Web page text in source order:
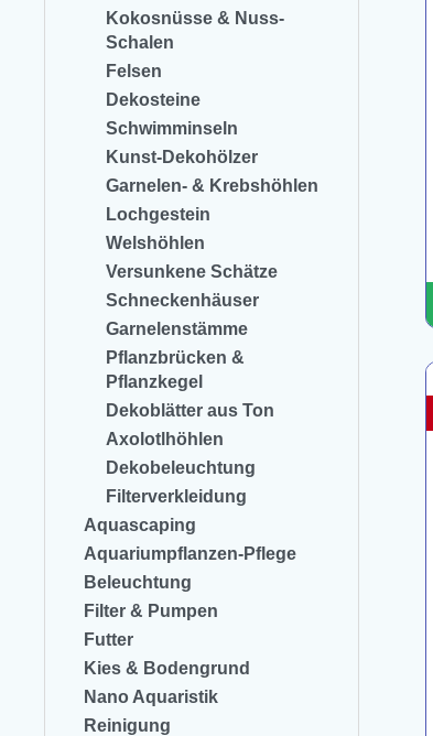
Kokosnüsse & Nuss-
Schalen
Felsen
Dekosteine
Schwimminseln
Kunst-Dekohölzer
Garnelen- & Krebshöhlen
Lochgestein
Welshöhlen
Versunkene Schätze
Schneckenhäuser
Garnelenstämme
Pflanzbrücken &
Pflanzkegel
Dekoblätter aus Ton
Axolotlhöhlen
Dekobeleuchtung
Filterverkleidung
Aquascaping
Aquariumpflanzen-Pflege
Beleuchtung
Filter & Pumpen
Futter
Kies & Bodengrund
Nano Aquaristik
Reinigung